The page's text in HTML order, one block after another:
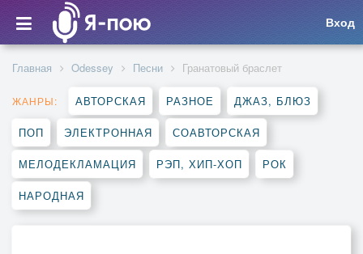
Вход
Главная Odessey Песни Гранатовый браслет
ЖАНРЫ: АВТОРСКАЯ РАЗНОЕ ДЖАЗ, БЛЮЗ
ПОП ЭЛЕКТРОННАЯ СОАВТОРСКАЯ
МЕЛОДЕКЛАМАЦИЯ РЭП, ХИП-ХОП РОК
НАРОДНАЯ